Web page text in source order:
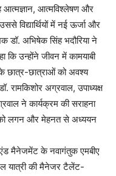
आत्मज्ञान, आत्मविश्लेषण और
विद्यार्थियों में नई ऊर्जा और
अभिषेक सिंह भदौरिया ने
कि उन्होंने जीवन में कामयाबी
छात्र-छात्राओं को अवश्य
अग्रवाल, उपाध्यक्ष
ने कार्यक्रम की सराहना
लगन और मेहनत से अध्ययन
एंड मैनेजमेंट के नवागंतुक एमबीए
यात्री की मैनेजर टैलेंट-